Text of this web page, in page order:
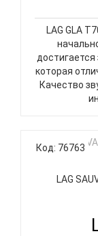
LAG GLA
которая
Качество
Код: 76763
LAG